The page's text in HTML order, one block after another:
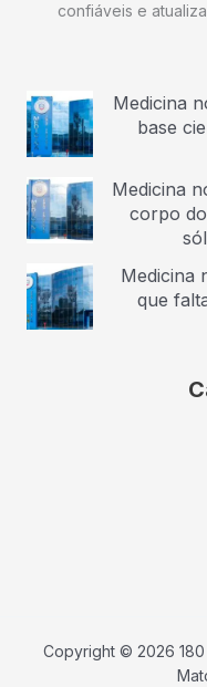
confiáveis e
Medicina
base
Medicina
corpo
Medicina
que
Copyright © 2026